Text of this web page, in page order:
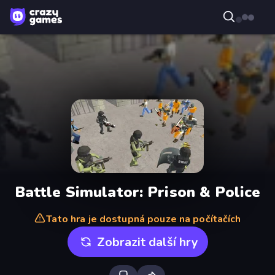
Battle Simulator: Prison & Police
Tato hra je dostupná pouze na počítačích
Zobrazit další hry